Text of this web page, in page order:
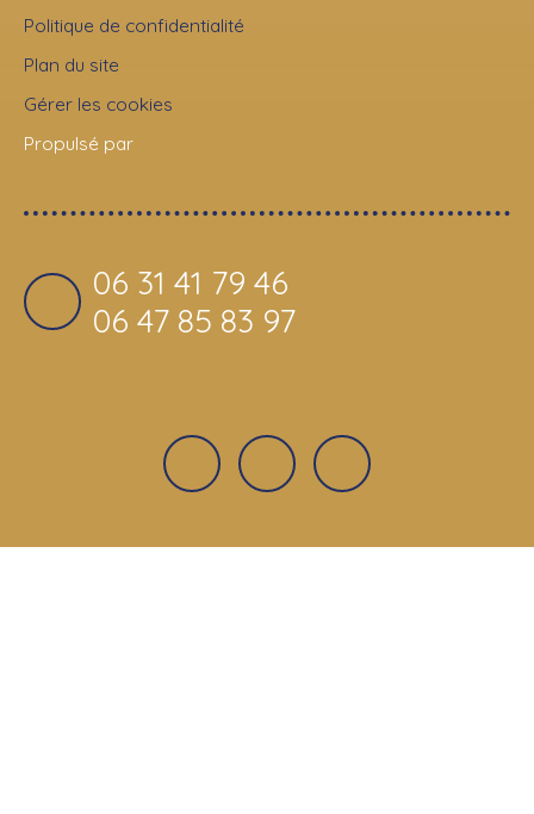
Politique de confidentialité
Plan du site
Gérer les cookies
Propulsé par
06 31 41 79 46
06 47 85 83 97